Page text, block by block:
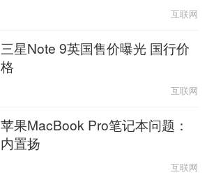
互联网
三星Note 9英国售价曝光 国行价
格
互联网
苹果MacBook Pro笔记本问题：
内置扬
互联网